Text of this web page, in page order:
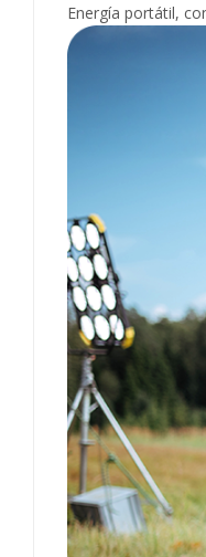
Energía portátil,